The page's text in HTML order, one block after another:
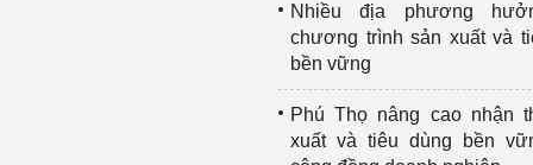
Nhiều địa phương
chương trình sản xuất và
bền vững
Phú Thọ nâng cao nhận
xuất và tiêu dùng bền